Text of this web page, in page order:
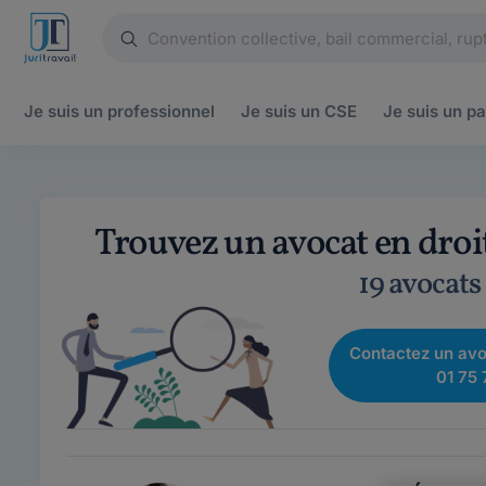
Je suis un professionnel Je suis un CSE Je suis un
Trouvez un avocat en
19
Contactez un
01 75